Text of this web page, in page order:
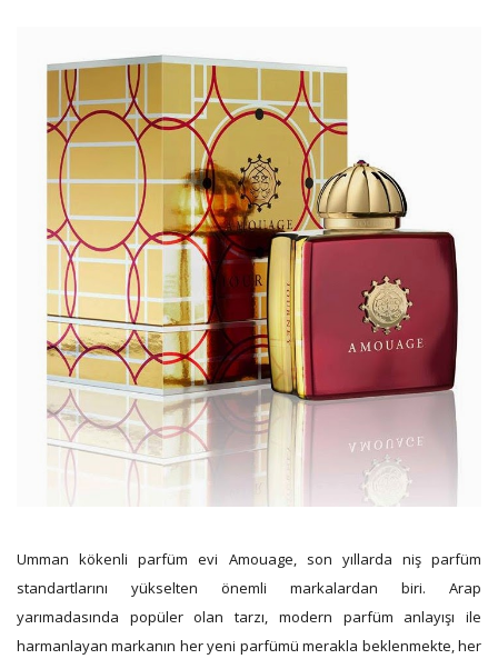
Umman kökenli parfüm evi Amouage, son yıllarda niş parfüm
standartlarını yükselten önemli markalardan biri. Arap
yarımadasında popüler olan tarzı, modern parfüm anlayışı ile
harmanlayan markanın her yeni parfümü merakla beklenmekte, her